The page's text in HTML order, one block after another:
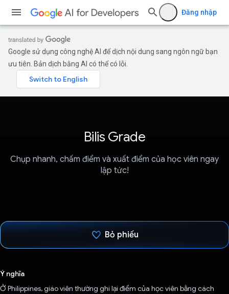
Đăng nhập
Google sử dụng công nghệ AI để dịch nội dung sang ngôn ngữ bạn
ưu tiên. Bản dịch bằng AI có thể có lỗi.
Bilis Grade
Chụp nhanh, chấm điểm và xuất điểm của học viên ngay
lập tức!
Bỏ phiếu
Ý nghĩa
Ở Philippines, giáo viên thường ghi lại điểm của học viên bằng cách